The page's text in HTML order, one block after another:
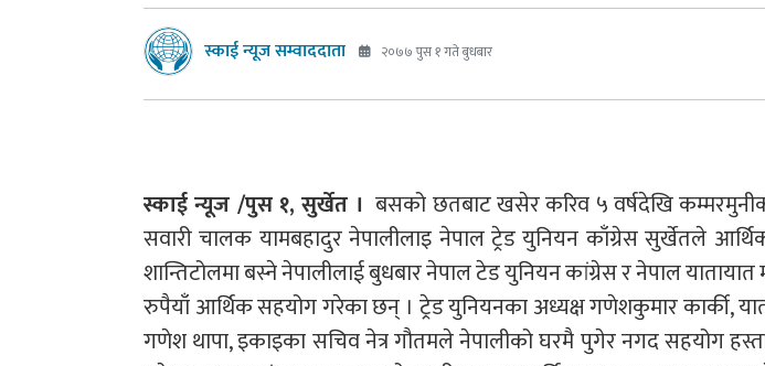
स्काई न्यूज सम्वाददाता २०७७ पुस १ गते बुधबार
स्काई न्यूज /पुस १, सुर्खेत । बसको छतबाट खसेर करिव ५ वर्षदेखि
सवारी चालक यामबहादुर नेपालीलाइ नेपाल ट्रेड युनियन काँग्रेस सुर्खेतले
शान्तिटोलमा बस्ने नेपालीलाई बुधबार नेपाल टेड युनियन कांग्रेस र नेपाल
रुपैयाँ आर्थिक सहयोग गरेका छन् । ट्रेड युनियनका अध्यक्ष गणेशकुमार कार्की,
गणेश थापा, इकाइका सचिव नेत्र गौतमले नेपालीको घरमै पुगेर नगद सहयोग